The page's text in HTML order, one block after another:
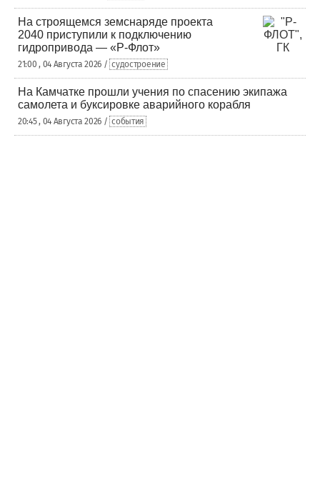
На строящемся земснаряде проекта
2040 приступили к подключению
гидропривода — «Р-Флот»
21:00 , 04 Августа 2026 / судостроение
На Камчатке прошли учения по спасению экипажа
самолета и буксировке аварийного корабля
20:45 , 04 Августа 2026 / события